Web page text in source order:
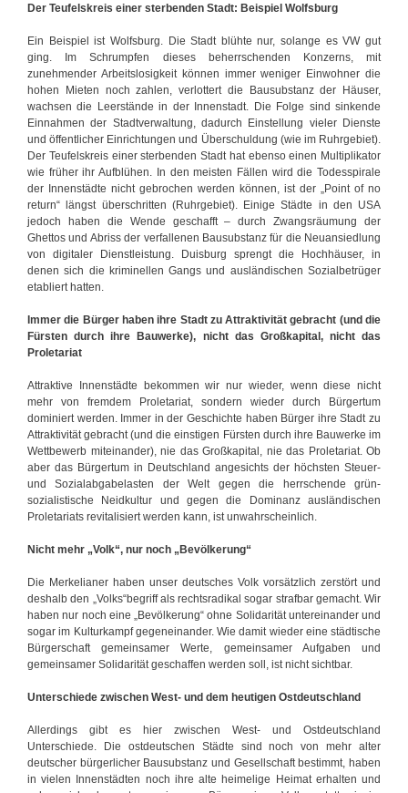
Der Teufelskreis einer sterbenden Stadt: Beispiel Wolfsburg
Ein Beispiel ist Wolfsburg. Die Stadt blühte nur, solange es VW gut
ging. Im Schrumpfen dieses beherrschenden Konzerns, mit
zunehmender Arbeitslosigkeit können immer weniger Einwohner die
hohen Mieten noch zahlen, verlottert die Bausubstanz der Häuser,
wachsen die Leerstände in der Innenstadt. Die Folge sind sinkende
Einnahmen der Stadtverwaltung, dadurch Einstellung vieler Dienste
und öffentlicher Einrichtungen und Überschuldung (wie im Ruhrgebiet).
Der Teufelskreis einer sterbenden Stadt hat ebenso einen Multiplikator
wie früher ihr Aufblühen. In den meisten Fällen wird die Todesspirale
der Innenstädte nicht gebrochen werden können, ist der „Point of no
return“ längst überschritten (Ruhrgebiet). Einige Städte in den USA
jedoch haben die Wende geschafft – durch Zwangsräumung der
Ghettos und Abriss der verfallenen Bausubstanz für die Neuansiedlung
von digitaler Dienstleistung. Duisburg sprengt die Hochhäuser, in
denen sich die kriminellen Gangs und ausländischen Sozialbetrüger
etabliert hatten.
Immer die Bürger haben ihre Stadt zu Attraktivität gebracht (und die
Fürsten durch ihre Bauwerke), nicht das Großkapital, nicht das
Proletariat
Attraktive Innenstädte bekommen wir nur wieder, wenn diese nicht
mehr von fremdem Proletariat, sondern wieder durch Bürgertum
dominiert werden. Immer in der Geschichte haben Bürger ihre Stadt zu
Attraktivität gebracht (und die einstigen Fürsten durch ihre Bauwerke im
Wettbewerb miteinander), nie das Großkapital, nie das Proletariat. Ob
aber das Bürgertum in Deutschland angesichts der höchsten Steuer-
und Sozialabgabelasten der Welt gegen die herrschende grün-
sozialistische Neidkultur und gegen die Dominanz ausländischen
Proletariats revitalisiert werden kann, ist unwahrscheinlich.
Nicht mehr „Volk“, nur noch „Bevölkerung“
Die Merkelianer haben unser deutsches Volk vorsätzlich zerstört und
deshalb den „Volks“begriff als rechtsradikal sogar strafbar gemacht. Wir
haben nur noch eine „Bevölkerung“ ohne Solidarität untereinander und
sogar im Kulturkampf gegeneinander. Wie damit wieder eine städtische
Bürgerschaft gemeinsamer Werte, gemeinsamer Aufgaben und
gemeinsamer Solidarität geschaffen werden soll, ist nicht sichtbar.
Unterschiede zwischen West- und dem heutigen Ostdeutschland
Allerdings gibt es hier zwischen West- und Ostdeutschland
Unterschiede. Die ostdeutschen Städte sind noch von mehr alter
deutscher bürgerlicher Bausubstanz und Gesellschaft bestimmt, haben
in vielen Innenstädten noch ihre alte heimelige Heimat erhalten und